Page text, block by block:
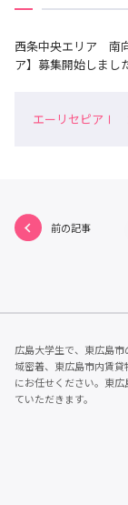
西条中央エリア 南
ア】募集開始しまし
エーリセピアⅠ
前の記事
広島大学生で、東広島
域密着、東広島市内賃
にお任せください。東
ていただきます。